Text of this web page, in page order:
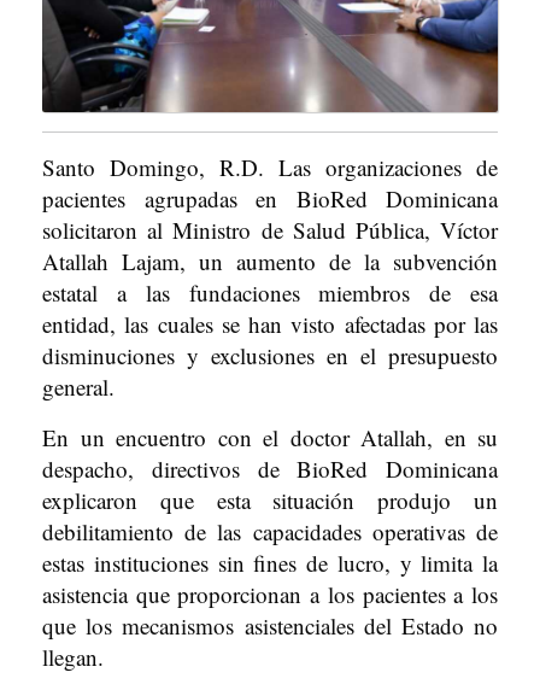
Santo Domingo, R.D. Las organizaciones de
pacientes agrupadas en BioRed Dominicana
solicitaron al Ministro de Salud Pública, Víctor
Atallah Lajam, un aumento de la subvención
estatal a las fundaciones miembros de esa
entidad, las cuales se han visto afectadas por las
disminuciones y exclusiones en el presupuesto
general.
En un encuentro con el doctor Atallah, en su
despacho, directivos de BioRed Dominicana
explicaron que esta situación produjo un
debilitamiento de las capacidades operativas de
estas instituciones sin fines de lucro, y limita la
asistencia que proporcionan a los pacientes a los
que los mecanismos asistenciales del Estado no
llegan.